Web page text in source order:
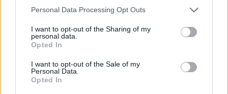
Personal Data Processing Opt Outs
I want to opt-out of the Sharing of my
personal data.
Opted In
I want to opt-out of the Sale of my
Personal Data.
Opted In